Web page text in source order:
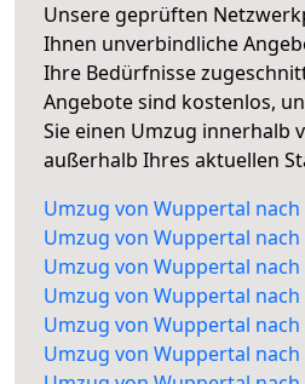
Unsere geprüften
Ihnen unverbindliche
Ihre Bedürfnisse
Angebote sind kostenlos,
Sie einen Umzug innerhalb
außerhalb Ihres aktuellen
Umzug von Wuppertal
Umzug von Wuppertal nach
Umzug von Wuppertal nach
Umzug von Wuppertal
Umzug von Wuppertal
Umzug von Wuppertal